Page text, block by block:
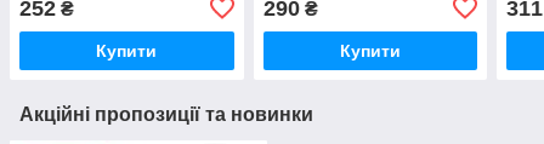
252 ₴
Купити
290₴
Купити
311
Акційні пропозиції та новинки